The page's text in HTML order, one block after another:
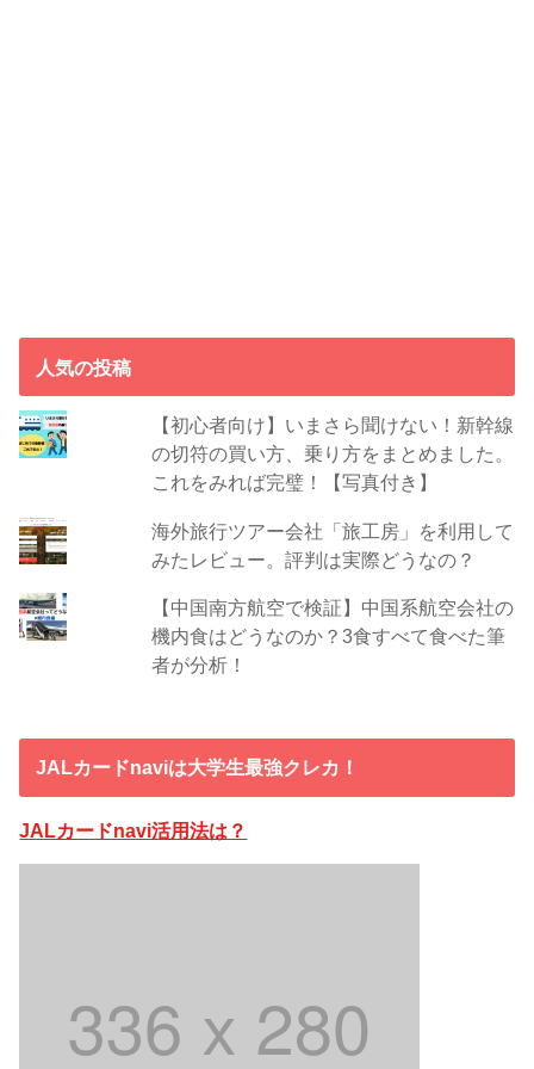
人気の投稿
【初心者向け】いまさら聞けない！新幹線
の切符の買い方、乗り方をまとめました。
これをみれば完璧！【写真付き】
海外旅行ツアー会社「旅工房」を利用して
みたレビュー。評判は実際どうなの？
【中国南方航空で検証】中国系航空会社の
機内食はどうなのか？3食すべて食べた筆
者が分析！
JALカードnaviは大学生最強クレカ！
JALカードnavi活用法は？